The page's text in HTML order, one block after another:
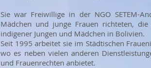
Sie war Freiwillige in der NGO SETEM-
Mädchen und junge Frauen richteten,
indigener Jungen und Mädchen in Bolivien.
Seit 1995 arbeitet sie im Städtischen
wo es neben vielen anderen
und Frauenrechten anbietet.